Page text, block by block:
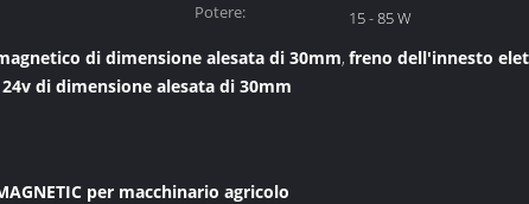
Potere:
15 - 85 W
di dimensione alesata di 30mm, freno dell'innesto
di dimensione alesata di 30mm
per macchinario agricolo